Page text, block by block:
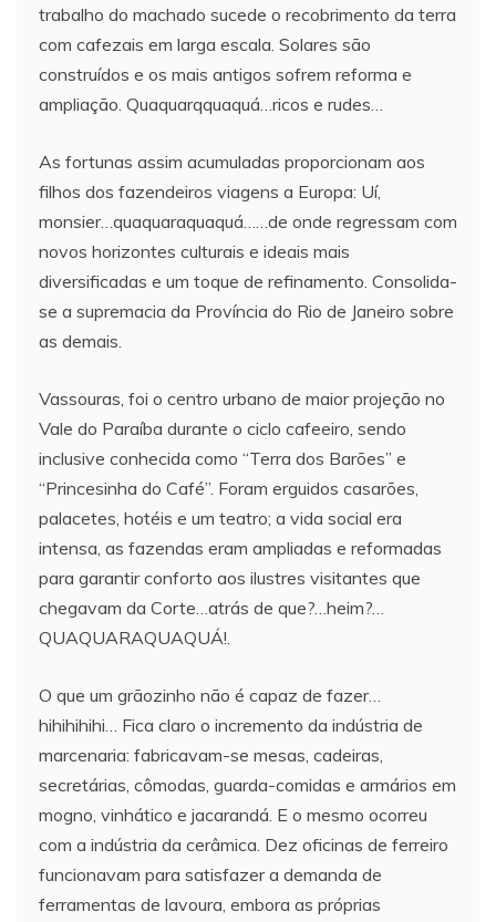
trabalho do machado sucede o recobrimento da terra
com cafezais em larga escala. Solares são
construídos e os mais antigos sofrem reforma e
ampliação. Quaquarqquaquá…ricos e rudes…
As fortunas assim acumuladas proporcionam aos
filhos dos fazendeiros viagens a Europa: Uí,
monsier…quaquaraquaquá……de onde regressam com
novos horizontes culturais e ideais mais
diversificadas e um toque de refinamento. Consolida-
se a supremacia da Província do Rio de Janeiro sobre
as demais.
Vassouras, foi o centro urbano de maior projeção no
Vale do Paraíba durante o ciclo cafeeiro, sendo
inclusive conhecida como “Terra dos Barões” e
“Princesinha do Café”. Foram erguidos casarões,
palacetes, hotéis e um teatro; a vida social era
intensa, as fazendas eram ampliadas e reformadas
para garantir conforto aos ilustres visitantes que
chegavam da Corte…atrás de que?…heim?…
QUAQUARAQUAQUÁ!.
O que um grãozinho não é capaz de fazer…
hihihihihi… Fica claro o incremento da indústria de
marcenaria: fabricavam-se mesas, cadeiras,
secretárias, cômodas, guarda-comidas e armários em
mogno, vinhático e jacarandá. E o mesmo ocorreu
com a indústria da cerâmica. Dez oficinas de ferreiro
funcionavam para satisfazer a demanda de
ferramentas de lavoura, embora as próprias